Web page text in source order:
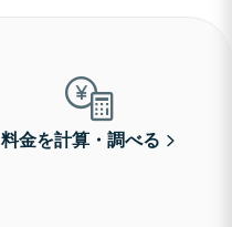
料金を計算・調べる